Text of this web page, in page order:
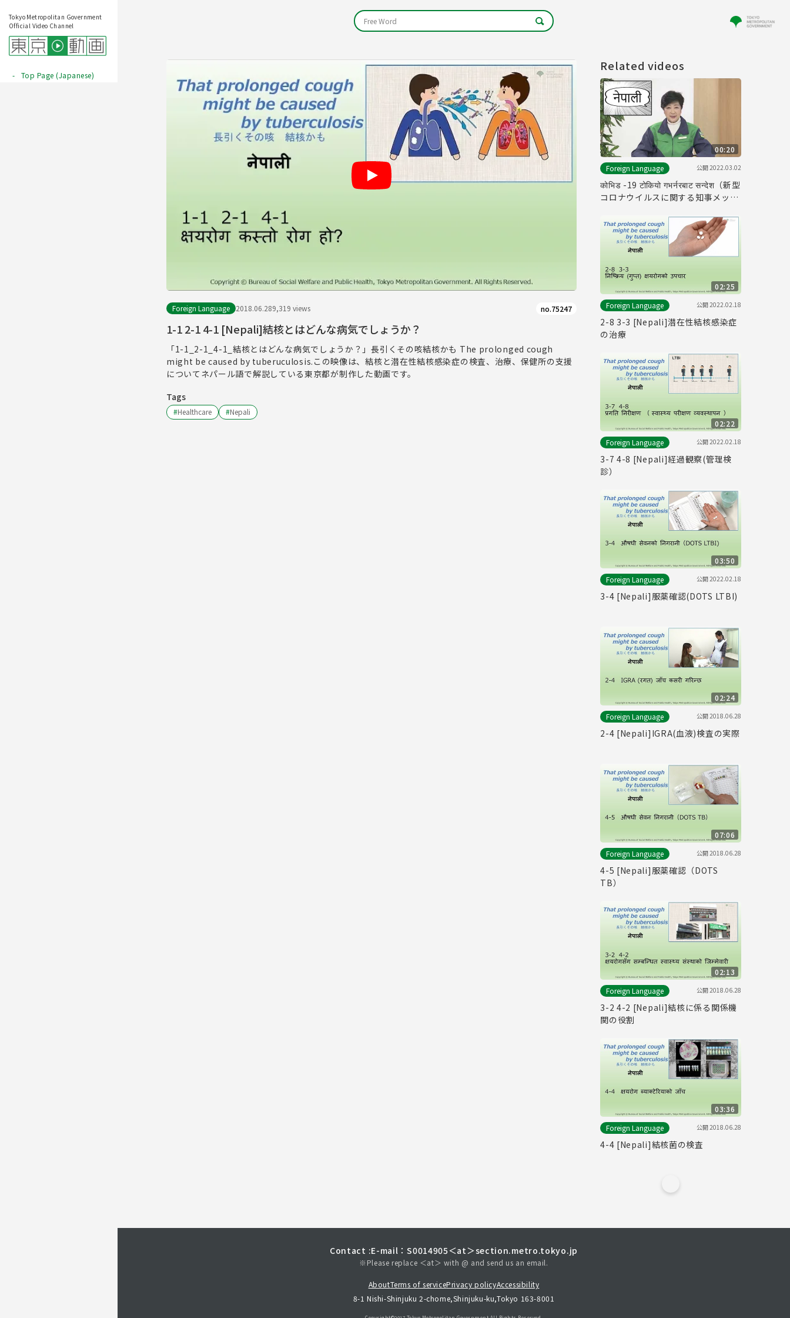
Tokyo Metropolitan Government
Official Video Channel
Top Page (Japanese)
Foreign Language 2018.06.289,319 views no.75247
1-1 2-1 4-1 [Nepali]結核とはどんな病気でしょうか？
「1-1_2-1_4-1_結核とはどんな病気でしょうか？」長引くその咳結核かも The prolonged cough
might be caused by tuberuculosis.この映像は、結核と潜在性結核感染症の検査、治療、保健所の支援
についてネパール語で解説している東京都が制作した動画です。
Tags
#Healthcare #Nepali
Related videos
00:20
Foreign Language
公開2022.03.02
कोभिड -19 टोकियो गभर्नरबाट सन्देश（新型
コロナウイルスに関する知事メッセ
02:25
Foreign Language
公開2022.02.18
2-8 3-3 [Nepali]潜在性結核感染症
の治療
02:22
Foreign Language
公開2022.02.18
3-7 4-8 [Nepali]経過観察(管理検
診）
03:50
Foreign Language
公開2022.02.18
3-4 [Nepali]服薬確認(DOTS LTBI)
02:24
Foreign Language
公開2018.06.28
2-4 [Nepali]IGRA(血液)検査の実際
07:06
Foreign Language
公開2018.06.28
4-5 [Nepali]服薬確認（DOTS
TB）
02:13
Foreign Language
公開2018.06.28
3-2 4-2 [Nepali]結核に係る関係機
関の役割
03:36
Foreign Language
公開2018.06.28
4-4 [Nepali]結核菌の検査
Contact :E-mail：S0014905＜at＞section.metro.tokyo.jp
※Please replace ＜at＞ with @ and send us an email.
AboutTerms of servicePrivacy policyAccessibility
8-1 Nishi-Shinjuku 2-chome,Shinjuku-ku,Tokyo 163-8001